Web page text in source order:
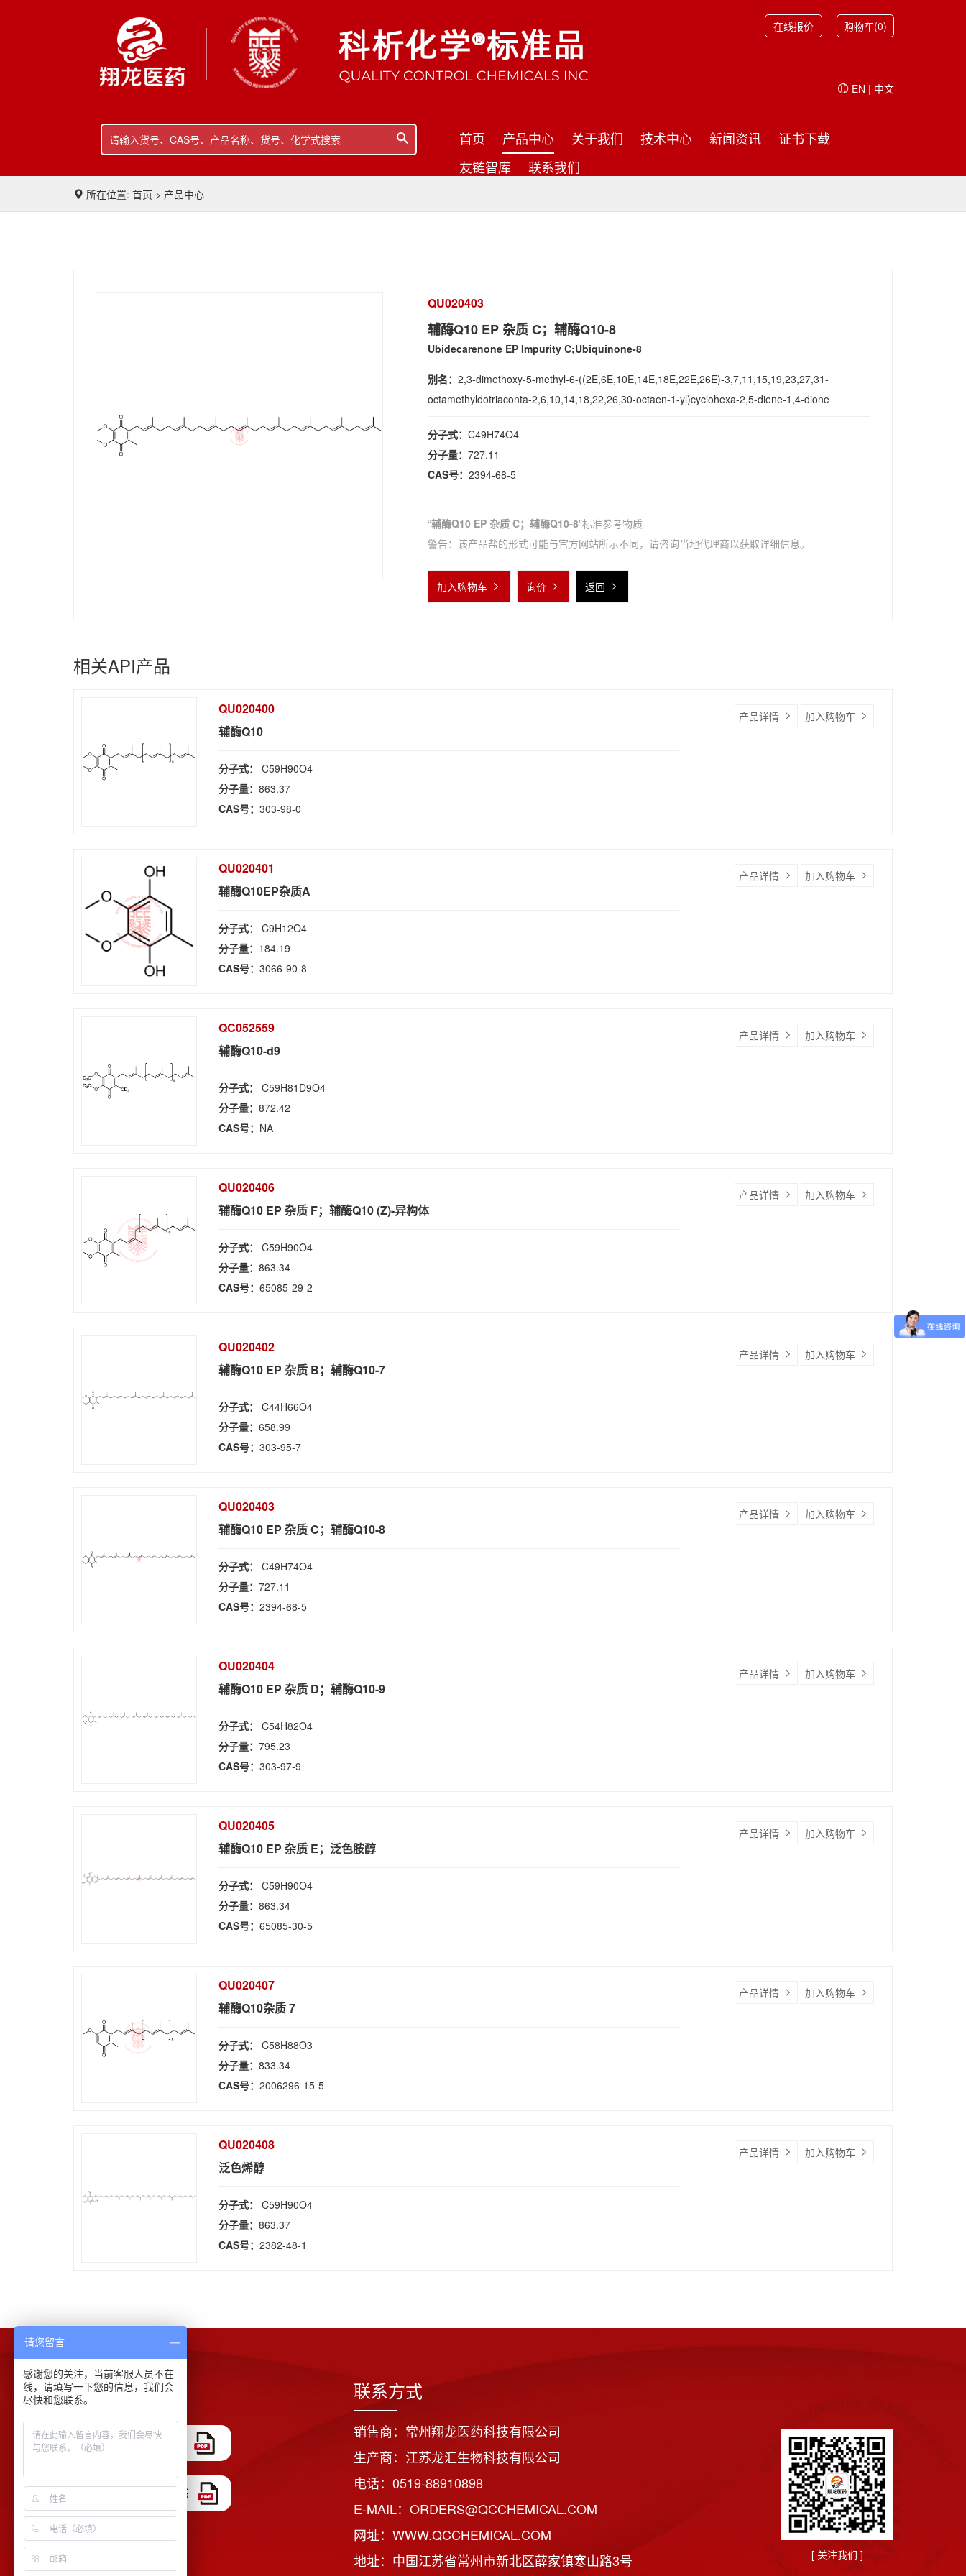
在线报价 购物车(0)
EN | 中文
首页 产品中心 关于我们 技术中心 新闻资讯
证书下载
友链智库
联系我们
所在位置: 首页 > 产品中心
QU020403
辅酶Q10 EP 杂质 C；辅酶Q10-8
Ubidecarenone EP Impurity C;Ubiquinone-8
别名： 2,3-dimethoxy-5-methyl-6-((2E,6E,10E,14E,18E,22E,26E)-3,7,11,15,19,23,27,31-
octamethyldotriaconta-2,6,10,14,18,22,26,30-octaen-1-yl)cyclohexa-2,5-diene-1,4-dione
分子式： C49H74O4
分子量： 727.11
CAS号： 2394-68-5
“辅酶Q10 EP 杂质 C；辅酶Q10-8”标准参考物质
警告：该产品盐的形式可能与官方网站所示不同，请咨询当地代理商以获取详细信息。
加入购物车 询价 返回
相关API产品
QU020400
辅酶Q10
分子式：C59H90O4
分子量：863.37
CAS号：303-98-0
产品详情 加入购物车
QU020401
辅酶Q10EP杂质A
分子式：C9H12O4
分子量： 184.19
CAS号：3066-90-8
产品详情 加入购物车
QC052559
辅酶Q10-d9
分子式：C59H81D9O4
分子量：872.42
CAS号： NA
产品详情 加入购物车
QU020406
辅酶Q10 EP 杂质 F；辅酶Q10 (Z)-异构体
分子式：C59H90O4
分子量：863.34
CAS号：65085-29-2
产品详情 加入购物车
QU020402
辅酶Q10 EP 杂质 B；辅酶Q10-7
分子式：C44H66O4
分子量：658.99
CAS号：303-95-7
产品详情 加入购物车
QU020403
辅酶Q10 EP 杂质 C；辅酶Q10-8
分子式：C49H74O4
分子量：727.11
CAS号：2394-68-5
产品详情 加入购物车
QU020404
辅酶Q10 EP 杂质 D；辅酶Q10-9
分子式：C54H82O4
分子量：795.23
CAS号：303-97-9
产品详情 加入购物车
QU020405
辅酶Q10 EP 杂质 E；泛色胺醇
分子式：C59H90O4
分子量：863.34
CAS号：65085-30-5
产品详情 加入购物车
QU020407
辅酶Q10杂质 7
分子式：C58H88O3
分子量：833.34
CAS号：2006296-15-5
产品详情 加入购物车
QU020408
泛色烯醇
分子式：C59H90O4
分子量：863.37
CAS号：2382-48-1
产品详情 加入购物车
下载中心
COA证书模板
ISO 17025 认证证书
联系方式
销售商：常州翔龙医药科技有限公司
生产商：江苏龙汇生物科技有限公司
电话：0519-88910898
E-MAIL：ORDERS@QCCHEMICAL.COM
网址：WWW.QCCHEMICAL.COM
地址：中国江苏省常州市新北区薛家镇寒山路3号
[ 关注我们 ]
请您留言
感谢您的关注，当前客服人员不在
线，请填写一下您的信息，我们会
尽快和您联系。